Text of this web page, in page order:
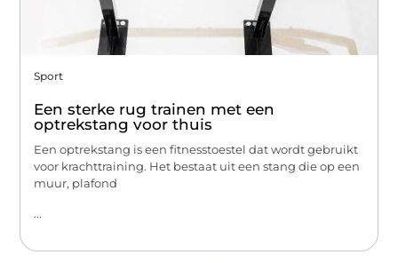
Sport
Een sterke rug trainen met een
optrekstang voor thuis
Een optrekstang is een fitnesstoestel dat wordt gebruikt
voor krachttraining. Het bestaat uit een stang die op een
muur, plafond
...